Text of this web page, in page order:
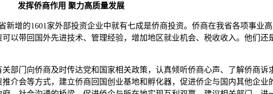
发挥侨商作用 聚力高质量发展
增的1601家外部投资企业中就有七成是侨商投资。侨商在我省各项事业
以带回国外先进技术、管理经验，增加地区就业机会、税收收入。他们还
门向侨商及时传达党和国家相关政策，认真倾听侨商心声、了解侨商诉
介会等方式，建立侨商回国创业基地和孵化器，促进侨企与国内其他企